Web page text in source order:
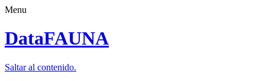
Menu
DataFAUNA
Saltar al contenido.